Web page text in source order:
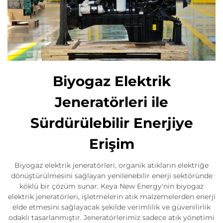
Biyogaz Elektrik
Jeneratörleri ile
Sürdürülebilir Enerjiye
Erişim
Biyogaz elektrik jeneratörleri, organik atıkların elektriğe
dönüştürülmesini sağlayan yenilenebilir enerji sektöründe
köklü bir çözüm sunar. Keya New Energy'nin biyogaz
elektrik jeneratörleri, işletmelerin atık malzemelerden enerji
elde etmesini sağlayacak şekilde verimlilik ve güvenilirlik
odaklı tasarlanmıştır. Jeneratörlerimiz sadece atık yönetimi